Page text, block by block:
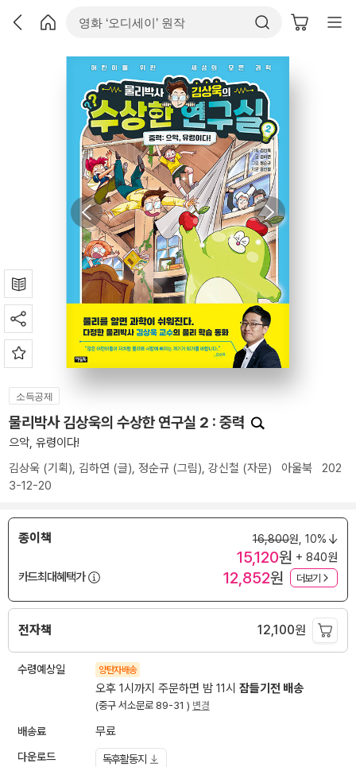
소득공제
물리박사 김상욱의 수상한 연구실 2 : 중력
으악, 유령이다!
김상욱 (기획), 김하연 (글), 정순규 (그림), 강신철 (자문) 아울북 202
3-12-20
종이책 16,800원, 10%
15,120원 + 840원
카드최대혜택가
12,852원 더보기
전자책 12,100원
수령예상일 양탄자배송
오후 1시까지 주문하면 밤 11시 잠들기전 배송
(중구 서소문로 89-31 ) 변경
배송료 무료
다운로드 독후활동지